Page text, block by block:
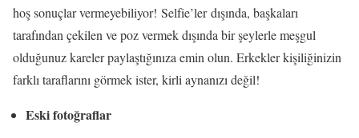
hoş sonuçlar vermeyebiliyor! Selfie’ler dışında, başkaları
tarafından çekilen ve poz vermek dışında bir şeylerle meşgul
olduğunuz kareler paylaştığınıza emin olun. Erkekler kişiliğinizin
farklı taraflarını görmek ister, kirli aynanızı değil!
Eski fotoğraflar